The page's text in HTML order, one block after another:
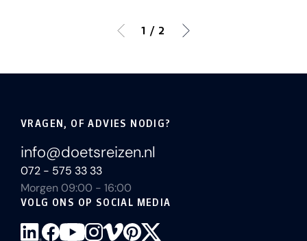
1 / 2
VRAGEN, OF ADVIES NODIG?
info@doetsreizen.nl
072 - 575 33 33
Morgen 09:00 - 16:00
VOLG ONS OP SOCIAL MEDIA